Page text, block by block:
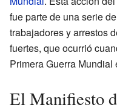
fue parte de una serie
trabajadores y arrestos
fuertes, que ocurrió
Primera Guerra Mundial
El Manifiesto